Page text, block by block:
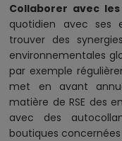
Collaborer avec
quotidien avec ses
trouver des
environnementales
par exemple
met en avant
matière de RSE des
avec des
boutiques